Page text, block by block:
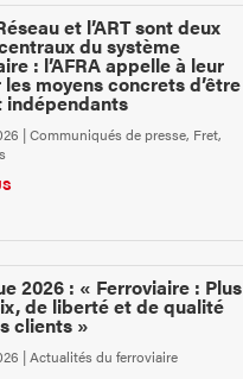
et l’ART sont deux
du système
: l’AFRA appelle à leur
moyens concrets d’être
indépendants
|Communiqués de presse, Fret,
2026 : « Ferroviaire : Plus
de liberté et de qualité
clients »
|Actualités du ferroviaire